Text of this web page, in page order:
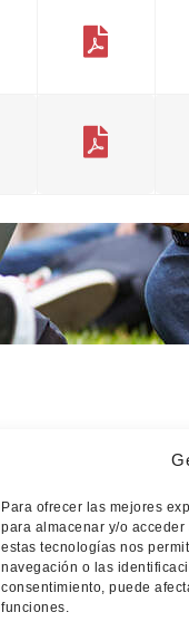
Para ofrecer las mejores
para almacenar y/o
estas tecnologías nos
navegación o las
consentimiento, puede
funciones.